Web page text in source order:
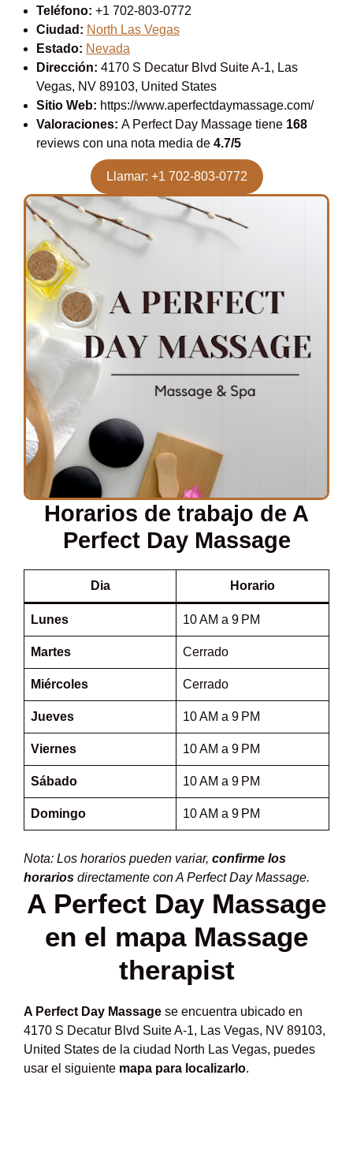
Teléfono: +1 702-803-0772
Ciudad: North Las Vegas
Estado: Nevada
Dirección: 4170 S Decatur Blvd Suite A-1, Las
Vegas, NV 89103, United States
Sitio Web: https://www.aperfectdaymassage.com/
Valoraciones: A Perfect Day Massage tiene 168
reviews con una nota media de 4.7/5
Llamar: +1 702-803-0772
Horarios de trabajo de A
Perfect Day Massage
Dia Horario
Lunes 10 AM a 9 PM
Martes Cerrado
Miércoles Cerrado
Jueves 10 AM a 9 PM
Viernes 10 AM a 9 PM
Sábado 10 AM a 9 PM
Domingo 10 AM a 9 PM
Nota: Los horarios pueden variar, confirme los
horarios directamente con A Perfect Day Massage.
A Perfect Day Massage
en el mapa Massage
therapist
A Perfect Day Massage se encuentra ubicado en
4170 S Decatur Blvd Suite A-1, Las Vegas, NV 89103,
United States de la ciudad North Las Vegas, puedes
usar el siguiente mapa para localizarlo.